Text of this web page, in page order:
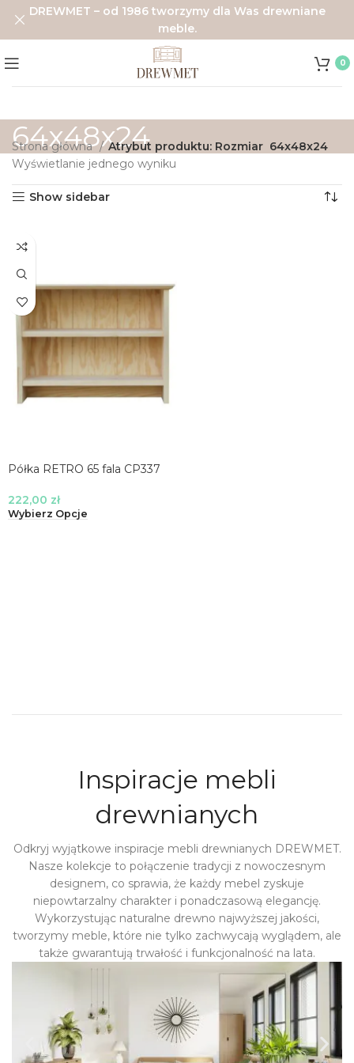
0
64x48x24
Strona główna Atrybut produktu: Rozmiar 64x48x24
Wyświetlanie jednego wyniku
Show sidebar
Półka RETRO 65 fala CP337
222,00 zł
Wybierz Opcje
Inspiracje mebli
drewnianych
Odkryj wyjątkowe inspiracje mebli drewnianych DREWMET.
Nasze kolekcje to połączenie tradycji z nowoczesnym
designem, co sprawia, że każdy mebel zyskuje
niepowtarzalny charakter i ponadczasową elegancję.
Wykorzystując naturalne drewno najwyższej jakości,
tworzymy meble, które nie tylko zachwycają wyglądem, ale
także gwarantują trwałość i funkcjonalność na lata.
DREWMET – od 1986 tworzymy dla Was drewniane
meble.